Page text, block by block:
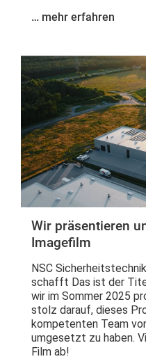
… mehr erfahren
Wir präsentieren
Imagefilm
NSC
schafft Das ist der
wir im Sommer 2025
stolz darauf, dieses
kompetenten Team
umgesetzt zu haben.
Film ab!